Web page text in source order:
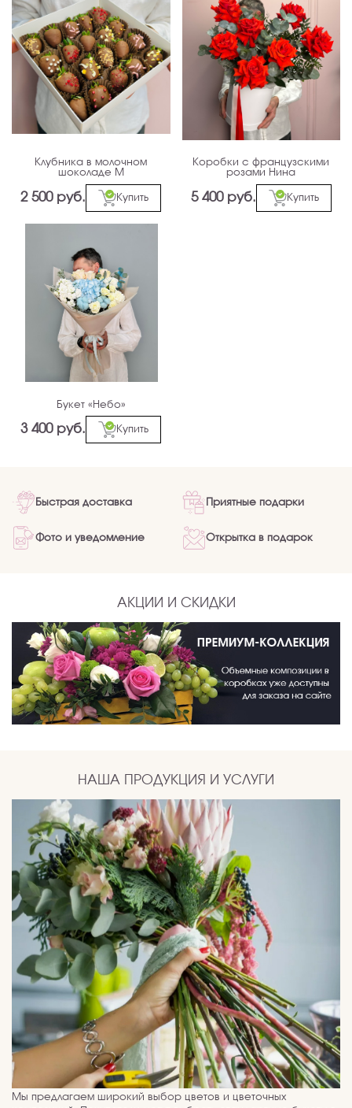
Клубника в молочном
шоколаде М
2 500 руб. Купить
Коробки с французскими
розами Нина
5 400 руб. Купить
Букет «Небо»
3 400 руб. Купить
Быстрая доставка Приятные подарки
Фото и уведомление Открытка в подарок
АКЦИИ И СКИДКИ
НАША ПРОДУКЦИЯ И УСЛУГИ
Мы предлагаем широкий выбор цветов и цветочных